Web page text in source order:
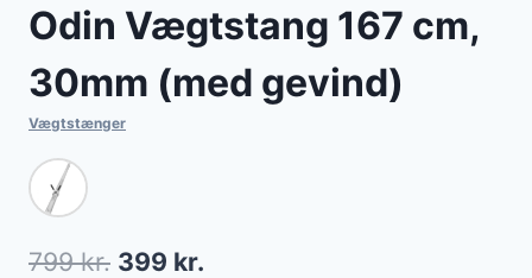
Odin Vægtstang 167 cm,
30mm (med gevind)
Vægtstænger
799kr. Den
399 kr.